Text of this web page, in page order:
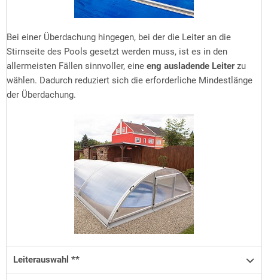
Bei einer Überdachung hingegen, bei der die Leiter an die
Stirnseite des Pools gesetzt werden muss, ist es in den
allermeisten Fällen sinnvoller, eine eng ausladende Leiterzu
wählen. Dadurch reduziert sich die erforderliche Mindestlänge
der Überdachung.
Leiterauswahl **